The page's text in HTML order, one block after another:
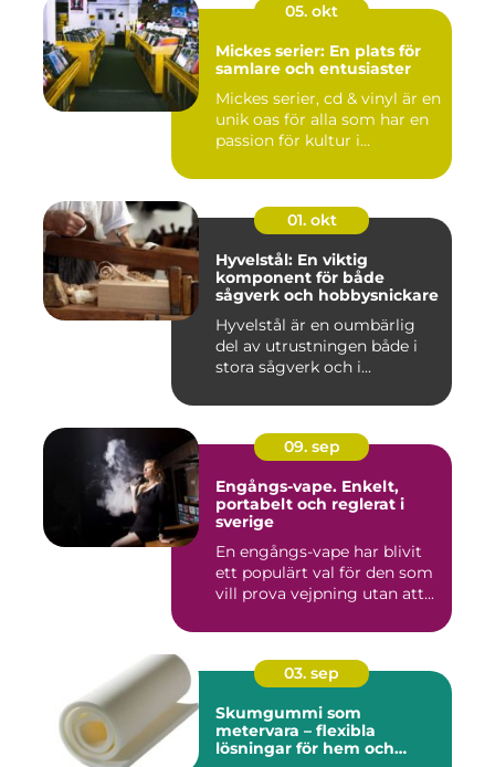
05. okt
Mickes serier: En plats för
samlare och entusiaster
Mickes serier, cd & vinyl är en
unik oas för alla som har en
passion för kultur i...
01. okt
Hyvelstål: En viktig
komponent för både
sågverk och hobbysnickare
Hyvelstål är en oumbärlig
del av utrustningen både i
stora sågverk och i...
09. sep
Engångs-vape. Enkelt,
portabelt och reglerat i
sverige
En engångs-vape har blivit
ett populärt val för den som
vill prova vejpning utan att...
03. sep
Skumgummi som
metervara – flexibla
lösningar för hem och